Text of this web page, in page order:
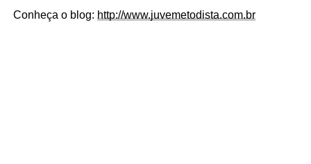
Conheça o blog: http://www.juvemetodista.com.br